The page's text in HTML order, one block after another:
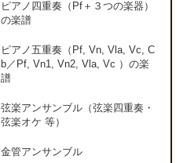
ピアノ四重奏（Pf＋３つの楽器）
の楽譜
ピアノ五重奏（Pf, Vn, Vla, Vc, C
b／Pf, Vn1, Vn2, Vla, Vc ）の楽
譜
弦楽アンサンブル（弦楽四重奏・
弦楽オケ 等）
金管アンサンブル